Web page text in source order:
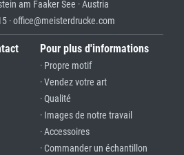
am Faaker See · Austria
· office@meisterdrucke.com
Pour plus d'informations
· Propre motif
· Vendez votre art
· Qualité
· Images de notre travail
· Accessoires
· Commander un échantillon